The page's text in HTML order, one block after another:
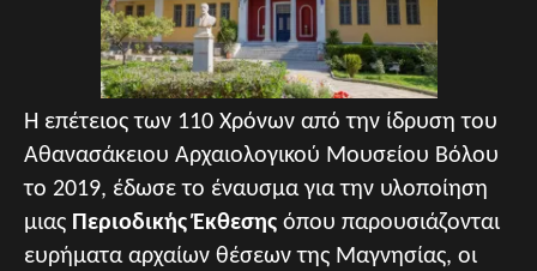
Η επέτειος των 110 Χρόνων από την ίδρυση του
Αθανασάκειου Αρχαιολογικού Μουσείου Βόλου
το 2019, έδωσε το έναυσμα για την υλοποίηση
μιας Περιοδικής Έκθεσης όπου παρουσιάζονται
ευρήματα αρχαίων θέσεων της Μαγνησίας, οι